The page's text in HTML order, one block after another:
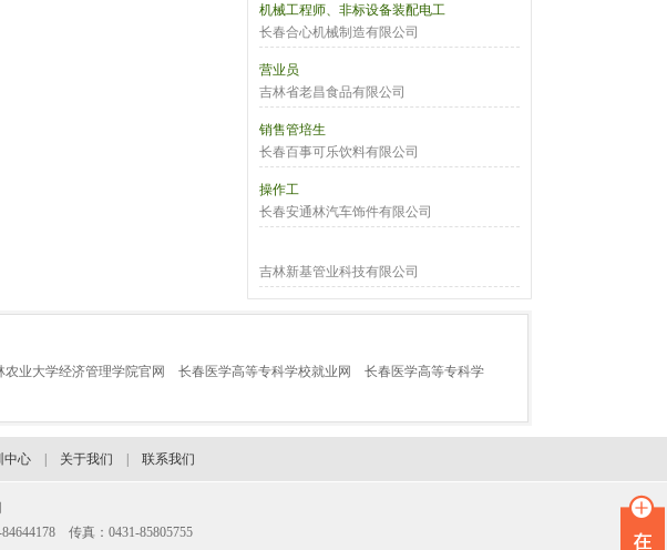
机械工程师、非标设备装配电工
长春合心机械制造有限公司
营业员
吉林省老昌食品有限公司
销售管培生
长春百事可乐饮料有限公司
操作工
长春安通林汽车饰件有限公司
吉林新基管业科技有限公司
农业大学经济管理学院官网 长春医学高等专科学校就业网
长春医学高等专科学
中心 关于我们 联系我们
传真：0431-85805755